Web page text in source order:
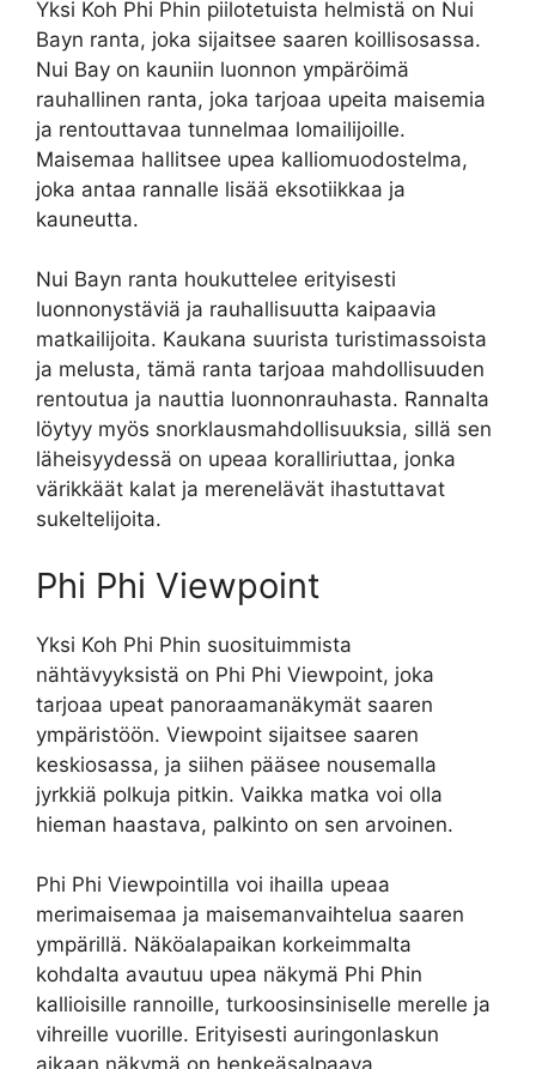
Yksi Koh Phi Phin piilotetuista helmistä on Nui
Bayn ranta, joka sijaitsee saaren koillisosassa.
Nui Bay on kauniin luonnon ympäröimä
rauhallinen ranta, joka tarjoaa upeita maisemia
ja rentouttavaa tunnelmaa lomailijoille.
Maisemaa hallitsee upea kalliomuodostelma,
joka antaa rannalle lisää eksotiikkaa ja
kauneutta.
Nui Bayn ranta houkuttelee erityisesti
luonnonystäviä ja rauhallisuutta kaipaavia
matkailijoita. Kaukana suurista turistimassoista
ja melusta, tämä ranta tarjoaa mahdollisuuden
rentoutua ja nauttia luonnonrauhasta. Rannalta
löytyy myös snorklausmahdollisuuksia, sillä sen
läheisyydessä on upeaa koralliriuttaa, jonka
värikkäät kalat ja merenelävät ihastuttavat
sukeltelijoita.
Phi Phi Viewpoint
Yksi Koh Phi Phin suosituimmista
nähtävyyksistä on Phi Phi Viewpoint, joka
tarjoaa upeat panoraamanäkymät saaren
ympäristöön. Viewpoint sijaitsee saaren
keskiosassa, ja siihen pääsee nousemalla
jyrkkiä polkuja pitkin. Vaikka matka voi olla
hieman haastava, palkinto on sen arvoinen.
Phi Phi Viewpointilla voi ihailla upeaa
merimaisemaa ja maisemanvaihtelua saaren
ympärillä. Näköalapaikan korkeimmalta
kohdalta avautuu upea näkymä Phi Phin
kallioisille rannoille, turkoosinsiniselle merelle ja
vihreille vuorille. Erityisesti auringonlaskun